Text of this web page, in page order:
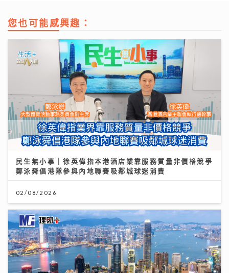
您也可能感興趣：
民生無小事｜徐英偉指本港酒店業靠服務質量非價格競爭
鄭泳舜倡港隊參與內地聯賽吸鄰城球迷消費
02/08/2026